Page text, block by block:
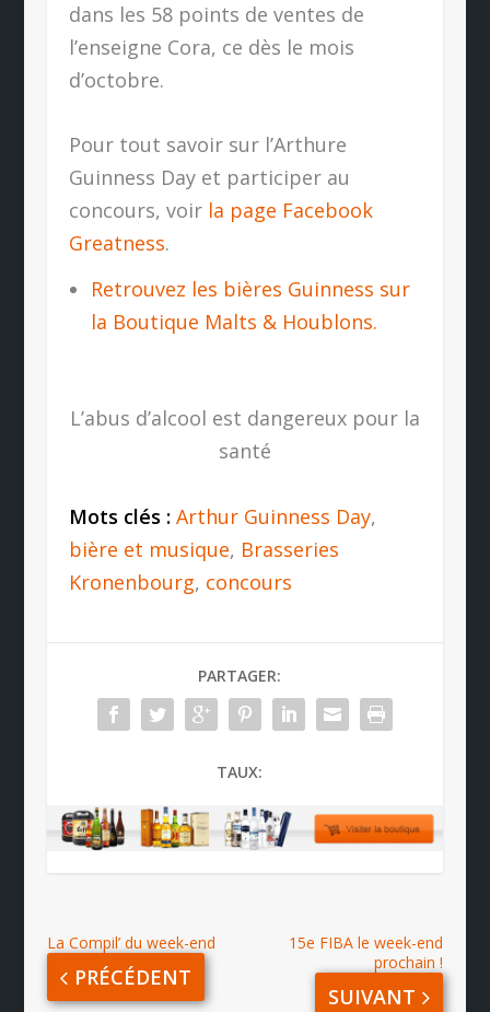
dans les 58 points de ventes de
l’enseigne Cora, ce dès le mois
d’octobre.
Pour tout savoir sur l’Arthure
Guinness Day et participer au
concours, voir la page Facebook
Greatness.
Retrouvez les bières Guinness sur
la Boutique Malts & Houblons.
L’abus d’alcool est dangereux pour la
santé
Mots clés : Arthur Guinness Day,
bière et musique, Brasseries
Kronenbourg, concours
PARTAGER:
TAUX:
La Compil’ du week-end
PRÉCÉDENT
15e FIBA le week-end
prochain !
SUIVANT